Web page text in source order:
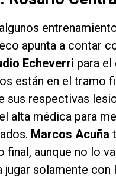
apunta a contar
Echeverri para el
están en el tramo
sus respectivas
alta médica para
Marcos Acuña
final, aunque no lo
jugar solamente con